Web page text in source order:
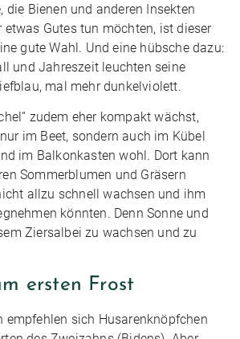
die Bienen und anderen Insekten
Gutes tun möchten, ist dieser
gute Wahl. Und eine hübsche dazu:
und Jahreszeit leuchten seine
mal mehr dunkelviolett.
zudem eher kompakt wächst,
im Beet, sondern auch im Kübel
im Balkonkasten wohl. Dort kann
Sommerblumen und Gräsern
allzu schnell wachsen und ihm
könnten. Denn Sonne und
Ziersalbei zu wachsen und zu
ersten Frost
empfehlen sich Husarenknöpfchen